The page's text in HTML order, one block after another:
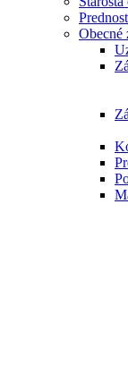
Obecné